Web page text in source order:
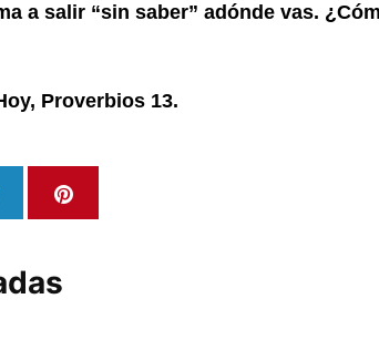
a salir “sin saber” adónde vas.
Proverbios 13.